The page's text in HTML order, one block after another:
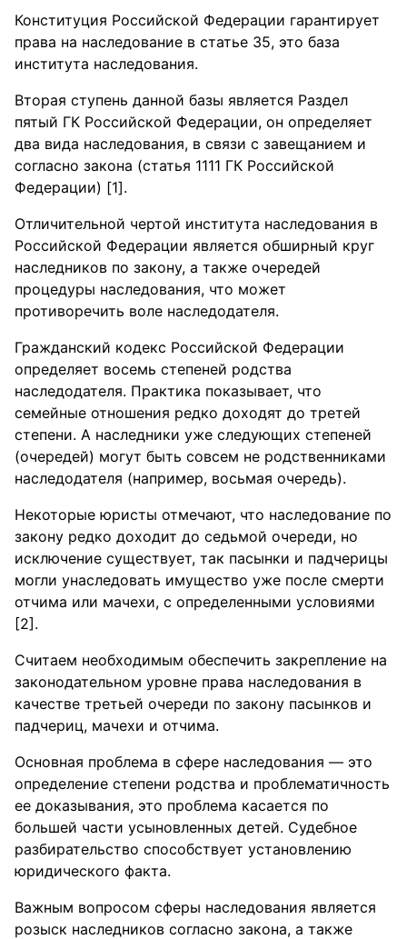
Конституция Российской Федерации гарантирует
права на наследование в статье 35, это база
института наследования.
Вторая ступень данной базы является Раздел
пятый ГК Российской Федерации, он определяет
два вида наследования, в связи с завещанием и
согласно закона (статья 1111 ГК Российской
Федерации) [1].
Отличительной чертой института наследования в
Российской Федерации является обширный круг
наследников по закону, а также очередей
процедуры наследования, что может
противоречить воле наследодателя.
Гражданский кодекс Российской Федерации
определяет восемь степеней родства
наследодателя. Практика показывает, что
семейные отношения редко доходят до третей
степени. А наследники уже следующих степеней
(очередей) могут быть совсем не родственниками
наследодателя (например, восьмая очередь).
Некоторые юристы отмечают, что наследование по
закону редко доходит до седьмой очереди, но
исключение существует, так пасынки и падчерицы
могли унаследовать имущество уже после смерти
отчима или мачехи, с определенными условиями
[2].
Считаем необходимым обеспечить закрепление на
законодательном уровне права наследования в
качестве третьей очереди по закону пасынков и
падчериц, мачехи и отчима.
Основная проблема в сфере наследования — это
определение степени родства и проблематичность
ее доказывания, это проблема касается по
большей части усыновленных детей. Судебное
разбирательство способствует установлению
юридического факта.
Важным вопросом сферы наследования является
розыск наследников согласно закона, а также